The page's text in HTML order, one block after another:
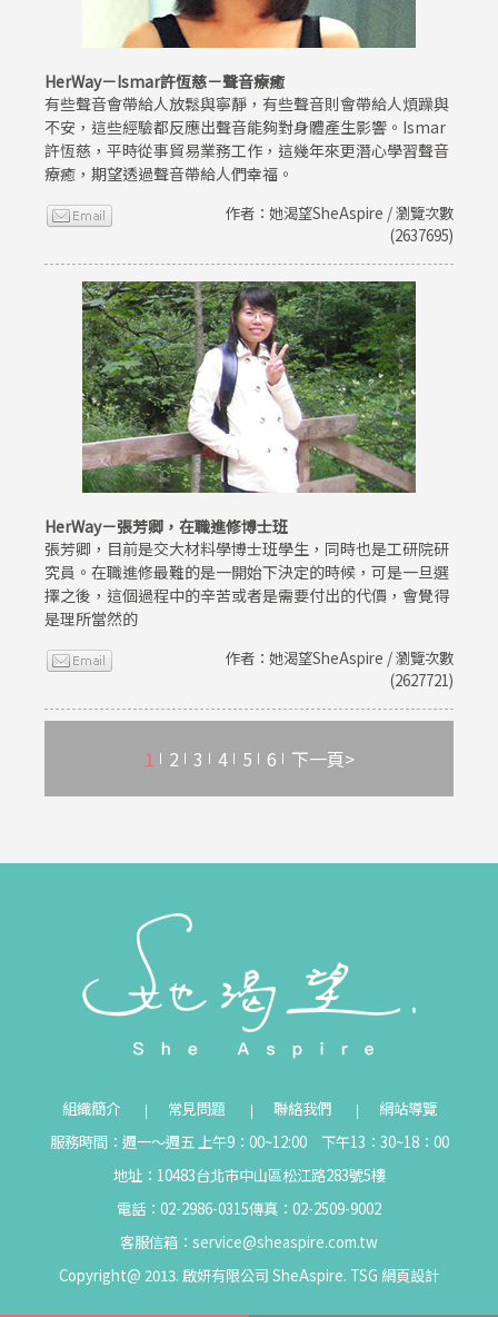
HerWay－Ismar許恆慈－聲音療癒
有些聲音會帶給人放鬆與寧靜，有些聲音則會帶給人煩躁與
不安，這些經驗都反應出聲音能夠對身體產生影響。Ismar
許恆慈，平時從事貿易業務工作，這幾年來更潛心學習聲音
療癒，期望透過聲音帶給人們幸福。
作者：她渴望SheAspire / 瀏覽次數
(2637695)
HerWay－張芳卿，在職進修博士班
張芳卿，目前是交大材料學博士班學生，同時也是工研院研
究員。在職進修最難的是一開始下決定的時候，可是一旦選
擇之後，這個過程中的辛苦或者是需要付出的代價，會覺得
是理所當然的
作者：她渴望SheAspire / 瀏覽次數
(2627721)
1 2 3 4 5 6 下一頁>
組織簡介 常見問題 聯絡我們
網站導覽
服務時間：週一～週五 上午9：00~12:00 下午13：30~18：00
地址：10483台北市中山區松江路283號5樓
電話：02-2986-0315傳真：02-2509-9002
客服信箱： service@sheaspire.com.tw
Copyright@ 2013. 啟妍有限公司 SheAspire. TSG 網頁設計